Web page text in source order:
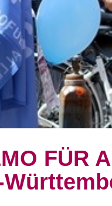
FÜR